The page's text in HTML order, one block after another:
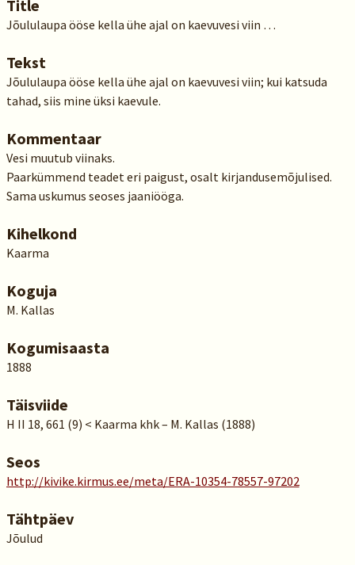
Title
Jõululaupa ööse kella ühe ajal on kaevuvesi viin …
Tekst
Jõululaupa ööse kella ühe ajal on kaevuvesi viin; kui katsuda
tahad, siis mine üksi kaevule.
Kommentaar
Vesi muutub viinaks.
Paarkümmend teadet eri paigust, osalt kirjandusemõjulised.
Sama uskumus seoses jaaniööga.
Kihelkond
Kaarma
Koguja
M. Kallas
Kogumisaasta
1888
Täisviide
H II 18, 661 (9) < Kaarma khk – M. Kallas (1888)
Seos
http://kivike.kirmus.ee/meta/ERA-10354-78557-97202
Tähtpäev
Jõulud